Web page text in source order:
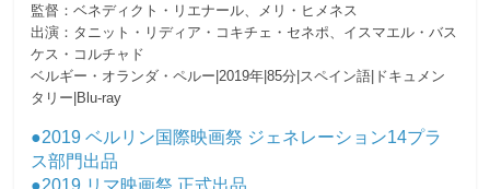
監督：ベネディクト・リエナール、メリ・ヒメネス
出演：タニット・リディア・コキチェ・セネポ、イスマエル・バス
ケス・コルチャド
ベルギー・オランダ・ペルー|2019年|85分|スペイン語|ドキュメン
タリー|Blu-ray
●2019 ベルリン国際映画祭 ジェネレーション14プラ
ス部門出品
●2019 リマ映画祭 正式出品